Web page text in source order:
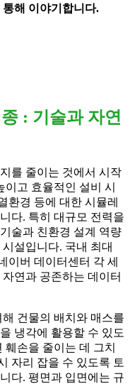
해 이야기합니다.
: 기술과 자연
를 줄이는 것에서 시작
고 효율적인 설비 시
환경 등에 대한 시뮬레
다. 특히 대규모 전력을
술과 친환경 설계 역량
설입니다. 국내 최대
이버 데이터센터 각 세
연과 공존하는 데이터
건물의 배치와 매스를
냉각에 활용할 수 있도
손을 줄이는 데 그치
자리 잡을 수 있도록 토
다. 평면과 입면에는 규